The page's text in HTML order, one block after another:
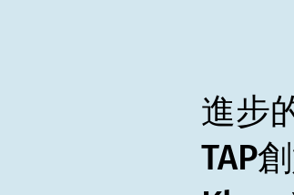
進步
TAP